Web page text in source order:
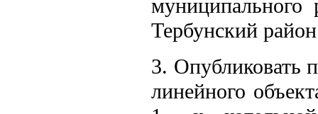
муниципального
Тербунский
3. Опубликовать
линейного